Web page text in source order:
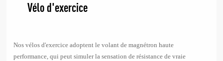
Vélo d'exercice
Nos vélos d'exercice adoptent le volant de magnétron haute
performance, qui peut simuler la sensation de résistance de vraie